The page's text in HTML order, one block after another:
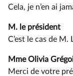
Cela, je n’en ai
M. le président
C’est le cas de
Mme Olivia
Merci de votre